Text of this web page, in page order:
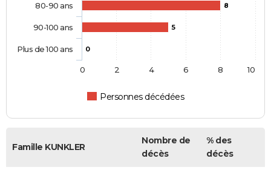
8
5
0
Personnes décédées
80-90 ans
90-100 ans
Plus de 100 ans
0 2 4 6 8 10
Famille KUNKLER
Nombre de
décès
% des
décès